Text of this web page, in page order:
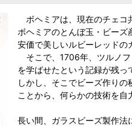
ボヘミアは、現在のチェコ
ボヘミアのとんぼ玉・ビー
安価で美しいルビーレッドの
そこで、1706年、ツルノフ
を学ばせたという記録が残っ
しかし、そこでビーズ作り
ことから、何らかの技術を自
長い間、ガラスビーズ製作法